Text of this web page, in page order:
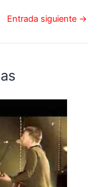
Entrada siguiente →